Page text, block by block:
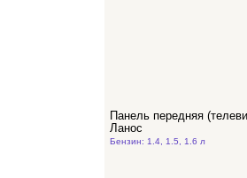
Панель передняя
Ланос
Бензин: 1.4, 1.5, 1.6 л